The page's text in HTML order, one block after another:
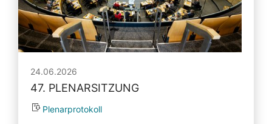
24.06.2026
47. PLENARSITZUNG
Plenarprotokoll